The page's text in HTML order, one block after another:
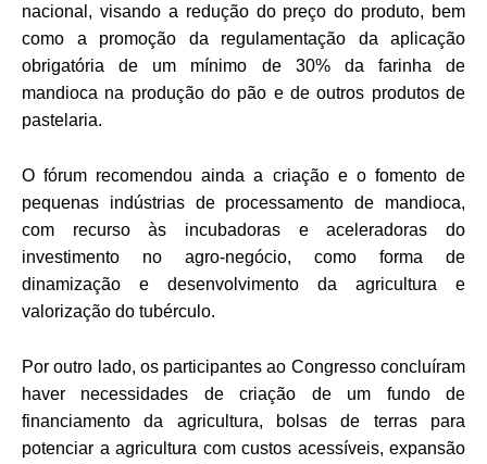
nacional, visando a redução do preço do produto, bem
como a promoção da regulamentação da aplicação
obrigatória de um mínimo de 30% da farinha de
mandioca na produção do pão e de outros produtos de
pastelaria.
O fórum recomendou ainda a criação e o fomento de
pequenas indústrias de processamento de mandioca,
com recurso às incubadoras e aceleradoras do
investimento no agro-negócio, como forma de
dinamização e desenvolvimento da agricultura e
valorização do tubérculo.
Por outro lado, os participantes ao Congresso concluíram
haver necessidades de criação de um fundo de
financiamento da agricultura, bolsas de terras para
potenciar a agricultura com custos acessíveis, expansão